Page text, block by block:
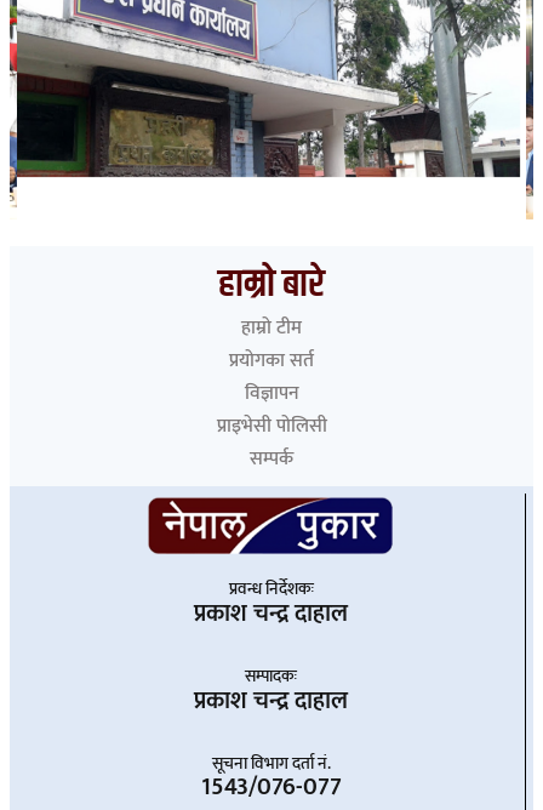
हाम्रो बारे
हाम्रो टीम
प्रयोगका सर्त
विज्ञापन
प्राइभेसी पोलिसी
सम्पर्क
प्रवन्ध निर्देशकः
प्रकाश चन्द्र दाहाल
सम्पादकः
प्रकाश चन्द्र दाहाल
सूचना विभाग दर्ता नं.
1543/076-077